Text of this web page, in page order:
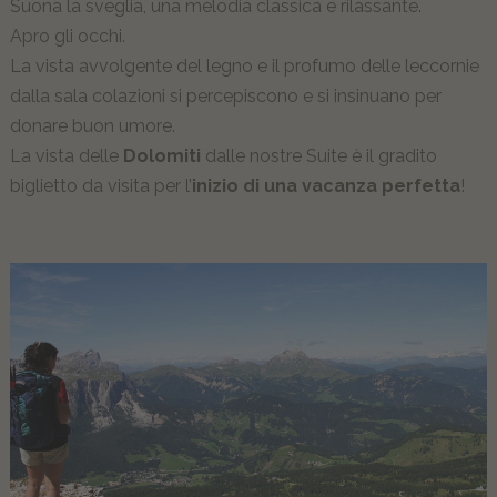
Gli ospiti raccontano di noi
MOMËNC
Lagació Dine-Around Experience
Alta Badia e le Dolomiti
Inhouse Shop & Rent
OFFERTE
RICHIESTA NON VINCOLANTE
PRENOTA ORA ONLINE
Suona la sveglia, una melodia classica e rilassante.
Apro gli occhi.
La vista avvolgente del legno e il profumo delle leccornie
dalla sala colazioni si percepiscono e si insinuano per
donare buon umore.
La vista delle Dolomiti dalle nostre Suite è il gradito
biglietto da visita per l’inizio di una vacanza perfetta!